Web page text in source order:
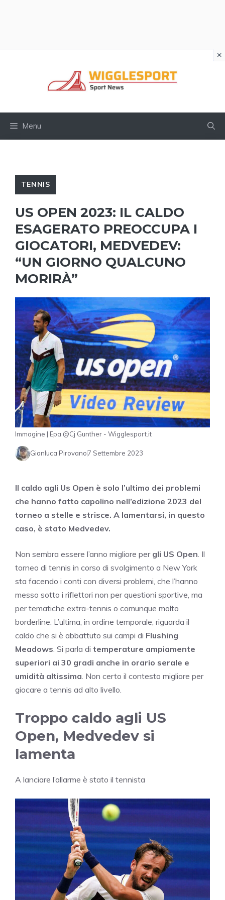
Menu
TENNIS
US OPEN 2023: IL CALDO
ESAGERATO PREOCCUPA I
GIOCATORI, MEDVEDEV:
“UN GIORNO QUALCUNO
MORIRÀ”
Immagine | Epa @Cj Gunther - Wigglesport.it
Gianluca Pirovano7 Settembre 2023
Il caldo agli Us Open è solo l’ultimo dei problemi
che hanno fatto capolino nell’edizione 2023 del
torneo a stelle e strisce. A lamentarsi, in questo
caso, è stato Medvedev.
Non sembra essere l’anno migliore pergli US Open . Il
torneo di tennis in corso di svolgimento a New York
sta facendo i conti con diversi problemi, che l’hanno
messo sotto i riflettori non per questioni sportive, ma
per tematiche extra-tennis o comunque molto
borderline. L’ultima, in ordine temporale, riguarda il
caldo che si è abbattuto sui campi di Flushing
Meadows . Si parla di temperature ampiamente
superiori ai 30 gradi anche in orario serale e
umidità altissima . Non certo il contesto migliore per
giocare a tennis ad alto livello.
Troppo caldo agli US
Open, Medvedev si
lamenta
A lanciare l’allarme è stato il tennista
×